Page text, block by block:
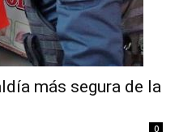
más segura de la
0